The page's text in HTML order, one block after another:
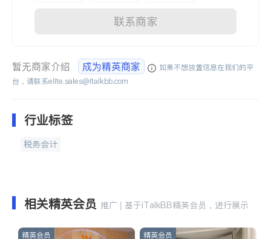
联系商家
暂无商家介绍 成为精英商家
如果不想放置信息在我们的平
台，请联系elite.sales@italkbb.com
行业标签
税务会计
相关精英会员 推广 | 基于iTalkBB精英会员，进行展示
精英会员 精英会员